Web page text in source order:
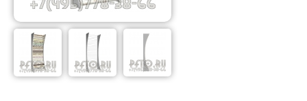
Фабрика торгового оборудования